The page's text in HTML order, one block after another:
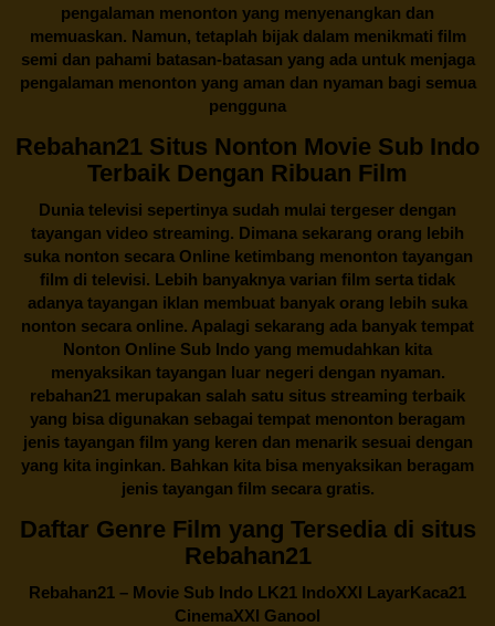
pengalaman menonton yang menyenangkan dan
memuaskan. Namun, tetaplah bijak dalam menikmati film
semi dan pahami batasan-batasan yang ada untuk menjaga
pengalaman menonton yang aman dan nyaman bagi semua
pengguna
Rebahan21 Situs Nonton Movie Sub Indo
Terbaik Dengan Ribuan Film
Dunia televisi sepertinya sudah mulai tergeser dengan
tayangan video streaming. Dimana sekarang orang lebih
suka nonton secara Online ketimbang menonton tayangan
film di televisi. Lebih banyaknya varian film serta tidak
adanya tayangan iklan membuat banyak orang lebih suka
nonton secara online. Apalagi sekarang ada banyak tempat
Nonton Online Sub Indo yang memudahkan kita
menyaksikan tayangan luar negeri dengan nyaman.
rebahan21 merupakan salah satu situs streaming terbaik
yang bisa digunakan sebagai tempat menonton beragam
jenis tayangan film yang keren dan menarik sesuai dengan
yang kita inginkan. Bahkan kita bisa menyaksikan beragam
jenis tayangan film secara gratis.
Daftar Genre Film yang Tersedia di situs
Rebahan21
Rebahan21 – Movie Sub Indo LK21 IndoXXI LayarKaca21
CinemaXXI Ganool